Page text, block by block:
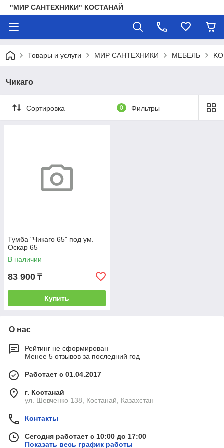
"МИР САНТЕХНИКИ" КОСТАНАЙ
Товары и услуги МИР САНТЕХНИКИ МЕБЕЛЬ
Чикаго
Сортировка 0 Фильтры
Тумба "Чикаго 65" под ум.
Оскар 65
В наличии
83 900 ₸
Купить
О нас
Рейтинг не сформирован
Менее 5 отзывов за последний год
Работает с 01.04.2017
г. Костанай
ул. Шевченко 138, Костанай, Казахстан
Контакты
Сегодня работает с 10:00 до 17:00
Показать весь график работы